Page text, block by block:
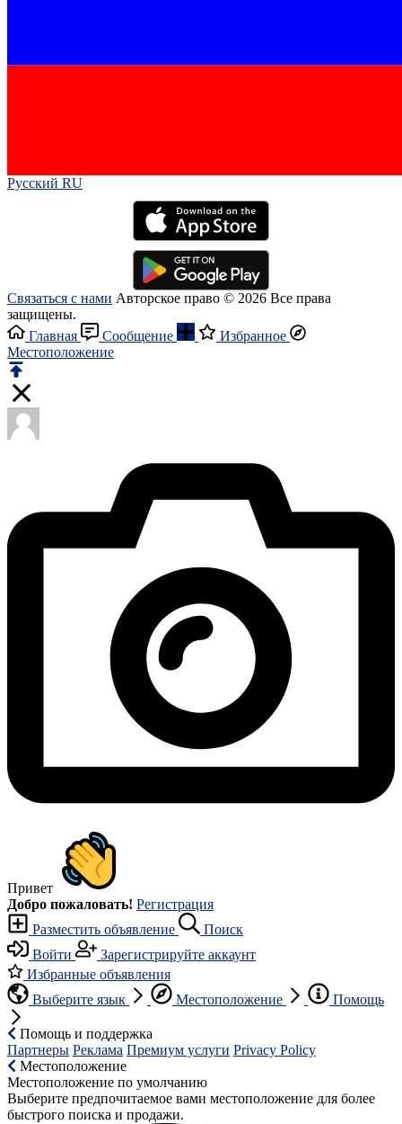
Русский RU‎
Связаться с нами Авторское право © 2026 Все права
защищены.
Главная
Сообщение
Избранное
Местоположение
Привет
Добро пожаловать! Регистрация
Разместить объявление
Поиск
Войти
Зарегистрируйте аккаунт
Избранные объявления
Выберите язык
Местоположение Помощь
Помощь и поддержка
Партнеры Реклама Премиум услуги Privacy Policy
Местоположение
Местоположение по умолчанию
Выберите предпочитаемое вами местоположение для более
быстрого поиска и продажи.